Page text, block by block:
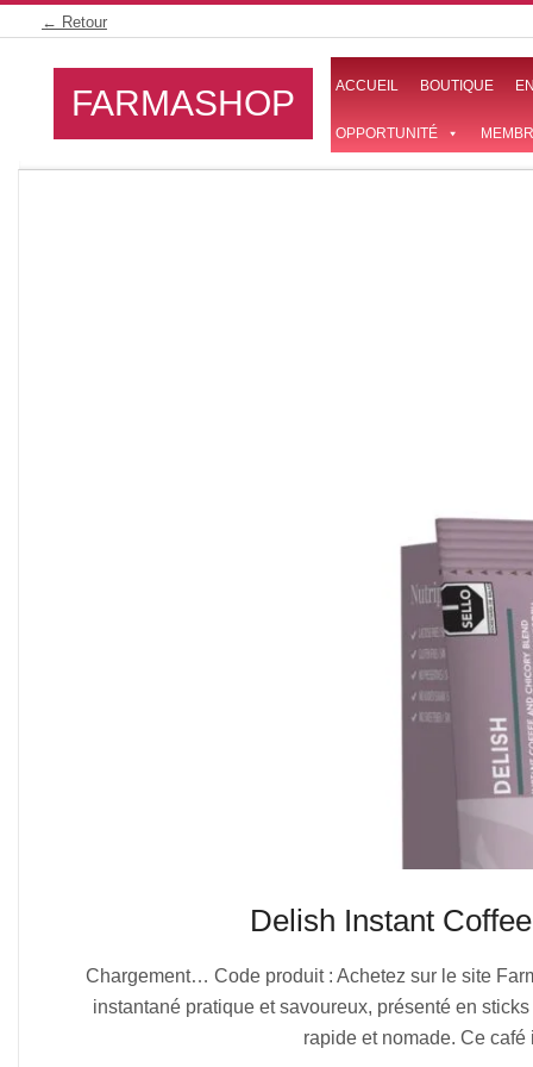
← Retour
FARMASHOP ACCUEIL BOUTIQUE
OPPORTUNITÉ
Delish Instant
07-
Chargement… Code produit : Achetez sur le site
instantané pratique et savoureux, présenté en
rapide et nomade. Ce